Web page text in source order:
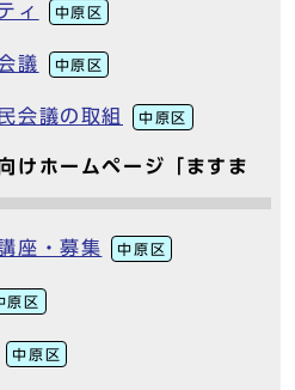
ィ 中原区
議 中原区
会議の取組 中原区
けホームページ「ますま
座・募集 中原区
原区
中原区